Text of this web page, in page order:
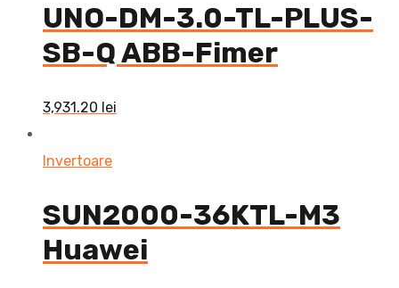
UNO-DM-3.0-TL-PLUS-
SB-Q ABB-Fimer
3,931.20 lei
Invertoare
SUN2000-36KTL-M3
Huawei